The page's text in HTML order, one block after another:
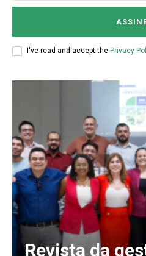
I've read and accept the Privacy
Revista da